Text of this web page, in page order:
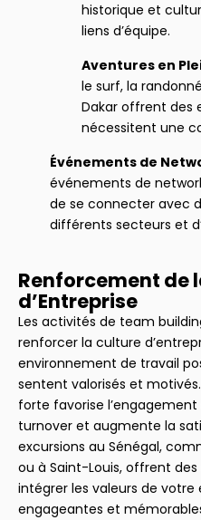
historique et
liens d’équipe.
Aventures en
le surf, la
Dakar offrent des
nécessitent une
Événements de
événements de
de se connecter avec
différents secteurs et
Renforcement de
d’Entreprise
Les activités de team
renforcer la culture
environnement de travail
sentent valorisés et
forte favorise
turnover et augmente la
excursions au Sénégal,
ou à Saint-Louis, offrent
intégrer les valeurs de
engageantes et